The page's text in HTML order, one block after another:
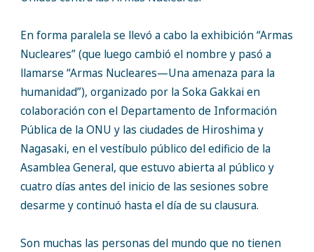
En forma paralela se llevó a cabo la exhibición “Armas
Nucleares” (que luego cambió el nombre y pasó a
llamarse “Armas Nucleares—Una amenaza para la
humanidad”), organizado por la Soka Gakkai en
colaboración con el Departamento de Información
Pública de la ONU y las ciudades de Hiroshima y
Nagasaki, en el vestíbulo público del edificio de la
Asamblea General, que estuvo abierta al público y
cuatro días antes del inicio de las sesiones sobre
desarme y continuó hasta el día de su clausura.
Son muchas las personas del mundo que no tienen